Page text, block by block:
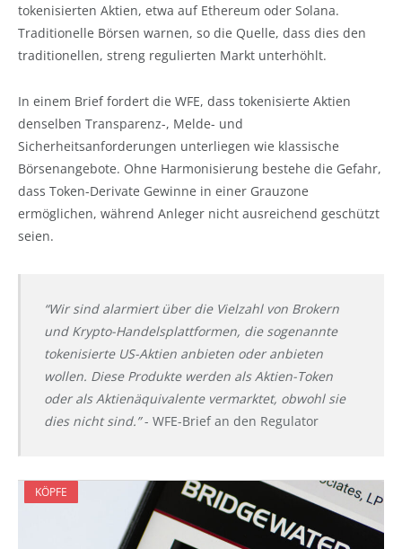
tokenisierten Aktien, etwa auf Ethereum oder Solana.
Traditionelle Börsen warnen, so die Quelle, dass dies den
traditionellen, streng regulierten Markt unterhöhlt.
In einem Brief fordert die WFE, dass tokenisierte Aktien
denselben Transparenz-, Melde- und
Sicherheitsanforderungen unterliegen wie klassische
Börsenangebote. Ohne Harmonisierung bestehe die Gefahr,
dass Token-Derivate Gewinne in einer Grauzone
ermöglichen, während Anleger nicht ausreichend geschützt
seien.
“Wir sind alarmiert über die Vielzahl von Brokern
und Krypto-Handelsplattformen, die sogenannte
tokenisierte US-Aktien anbieten oder anbieten
wollen. Diese Produkte werden als Aktien-Token
oder als Aktienäquivalente vermarktet, obwohl sie
dies nicht sind.”- WFE-Brief an den Regulator
KÖPFE